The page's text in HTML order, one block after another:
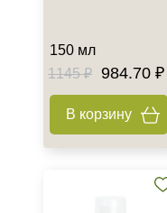
150 мл
1145 ₽ 984.70 ₽
В корзину